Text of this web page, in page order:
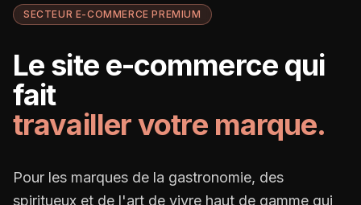
SECTEUR E-COMMERCE PREMIUM
Le site e-commerce qui
fait
travailler votre marque.
Pour les marques de la gastronomie, des
spiritueux et de l'art de vivre haut de gamme qui